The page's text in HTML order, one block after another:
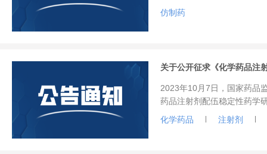
生”的优势地位继续保持，
仿制药
2023年10月7日，国家药品
药品注射剂配伍稳定性药学
化学药品
注射剂